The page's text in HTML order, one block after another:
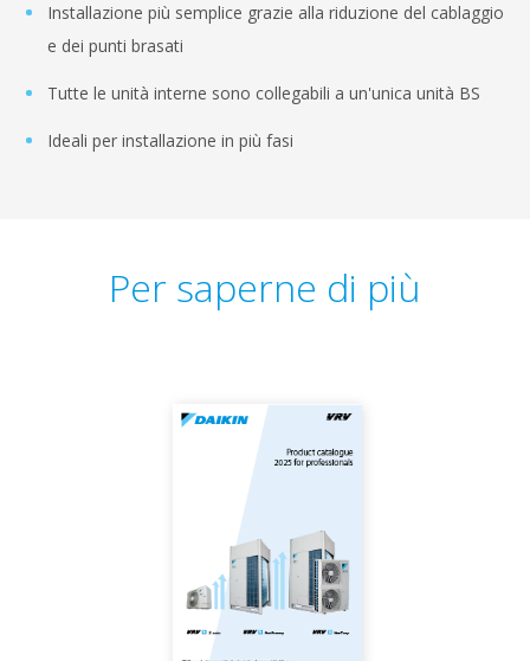
Installazione più semplice grazie alla riduzione del cablaggio
e dei punti brasati
Tutte le unità interne sono collegabili a un'unica unità BS
Ideali per installazione in più fasi
Per saperne di più